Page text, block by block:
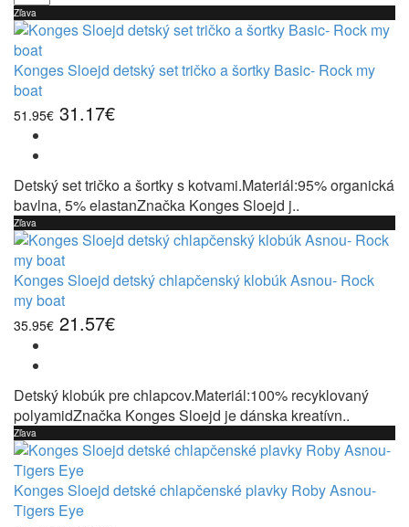
Zľava
Konges Sloejd detský set tričko a šortky Basic- Rock my
boat
51.95€ 31.17€
Detský set tričko a šortky s kotvami.Materiál:95% organická
bavlna, 5% elastanZnačka Konges Sloejd j..
Zľava
Konges Sloejd detský chlapčenský klobúk Asnou- Rock
my boat
35.95€ 21.57€
Detský klobúk pre chlapcov.Materiál:100% recyklovaný
polyamidZnačka Konges Sloejd je dánska kreatívn..
Zľava
Konges Sloejd detské chlapčenské plavky Roby Asnou-
Tigers Eye